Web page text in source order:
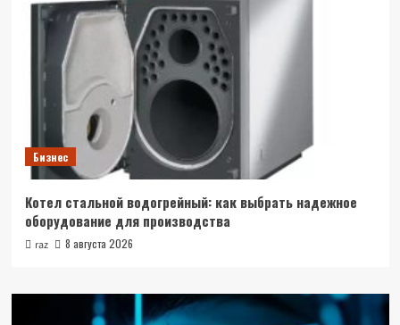
Бизнес
Котел стальной водогрейный: как выбрать надежное
оборудование для производства
raz 8 августа 2026